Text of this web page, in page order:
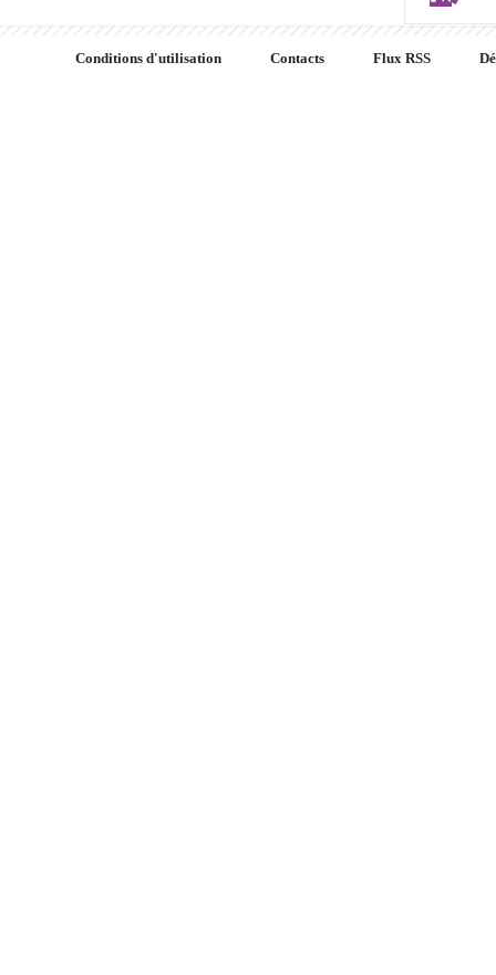
Conditions d'utilisation Contacts Flux RSS